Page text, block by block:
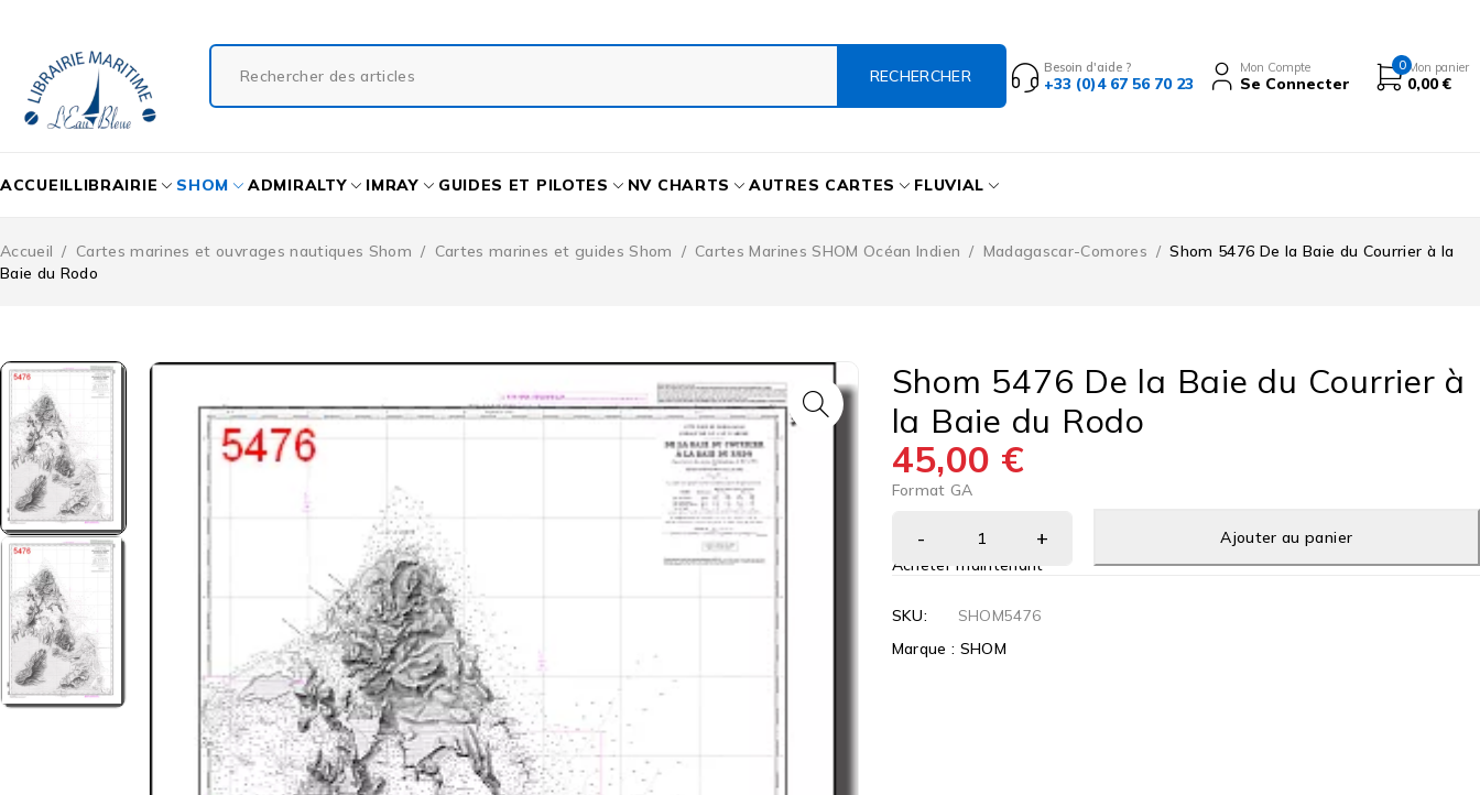
Besoin d'aide ?
+33 (0)4 67 56 70 23
Mon Compte
Se Connecter
0 Mon panier
0,00€
ACCUEILLIBRAIRIE SHOM ADMIRALTY IMRAY GUIDES ET PILOTES NV CHARTS AUTRES CARTES FLUVIAL
Accueil / Cartes marines et ouvrages nautiques Shom / Cartes marines et guides Shom / Cartes Marines SHOM Océan Indien / Madagascar-Comores / Shom 5476 De la Baie du Courrier à la
Baie du Rodo
Shom 5476 De la Baie du Courrier à
la Baie du Rodo
45,00 €
Format GA
Ajouter au panier
Acheter maintenant
SKU:
SHOM5476
Marque : SHOM